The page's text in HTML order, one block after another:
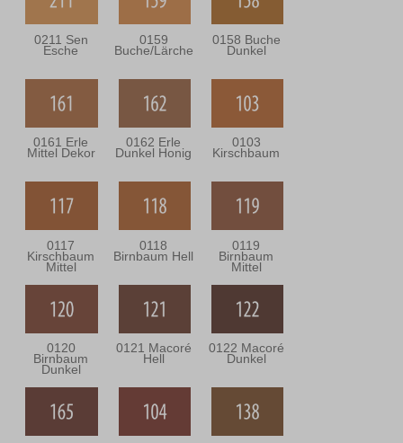
0211 Sen
Esche
0159
Buche/Lärche
0158 Buche
Dunkel
0161 Erle
Mittel Dekor
0162 Erle
Dunkel Honig
0103
Kirschbaum
0117
Kirschbaum
Mittel
0118
Birnbaum Hell
0119
Birnbaum
Mittel
0120
Birnbaum
Dunkel
0121 Macoré
Hell
0122 Macoré
Dunkel